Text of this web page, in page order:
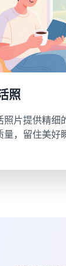
照
照片提供精细
，留住美好